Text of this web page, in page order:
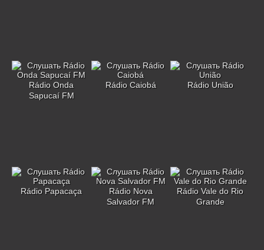
Rádio Onda
Sapucaí FM
Rádio Caiobá Rádio União
Rádio Papacaça
Rádio Nova
Salvador FM
Rádio Vale do Rio
Grande